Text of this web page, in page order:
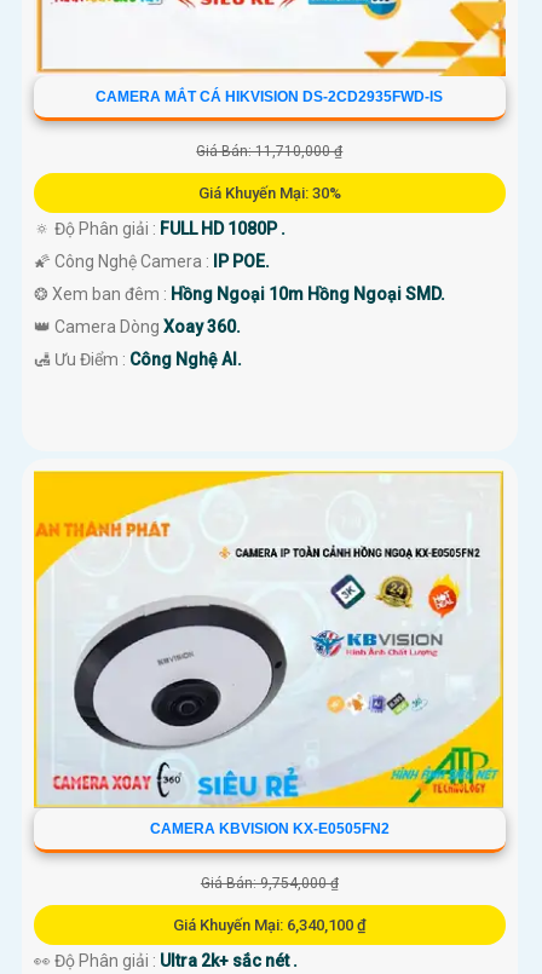
CAMERA MẮT CÁ HIKVISION DS-2CD2935FWD-IS
Giá Bán: 11,710,000 ₫
Giá Khuyến Mại: 30%
🔅 Độ Phân giải : FULL HD 1080P .
🌠 Công Nghệ Camera :
IP POE.
❂ Xem ban đêm : Hồng Ngoại 10m Hồng Ngoại SMD.
👑 Camera Dòng Xoay 360.
️🛃 Ưu Điểm : Công Nghệ AI.
CAMERA KBVISION KX-E0505FN2
Giá Bán: 9,754,000 ₫
Giá Khuyến Mại: 6,340,100 ₫
👀 Độ Phân giải : Ultra 2k+ sắc nét .